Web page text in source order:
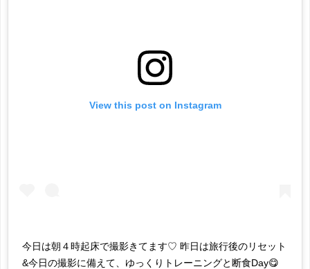
View this post on Instagram
今日は朝４時起床で撮影きてます♡ 昨日は旅行後のリセット
&今日の撮影に備えて、ゆっくりトレーニングと断食Day😋